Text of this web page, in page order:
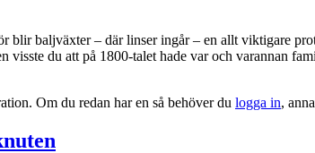
blir baljväxter – där linser ingår – en allt viktigare
visste du att på 1800-talet hade var och varannan
Om du redan har en så behöver du logga in,